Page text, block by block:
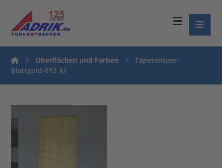
Oberflächen und Farben
Tapetentuer-
Blattgold-012_kl